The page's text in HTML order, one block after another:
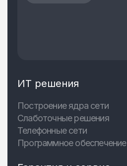
ИТ решения
Построение ядра сети
Слаботочные решения
Телефонные сети
Программное обеспечение